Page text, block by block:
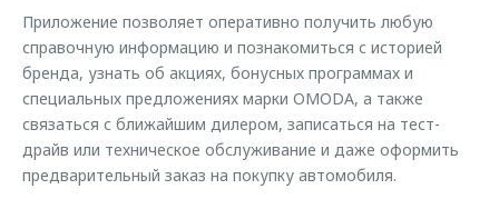
Приложение позволяет оперативно получить любую
справочную информацию и познакомиться с историей
бренда, узнать об акциях, бонусных программах и
специальных предложениях марки OMODA, а также
связаться с ближайшим дилером, записаться на тест-
драйв или техническое обслуживание и даже оформить
предварительный заказ на покупку автомобиля.